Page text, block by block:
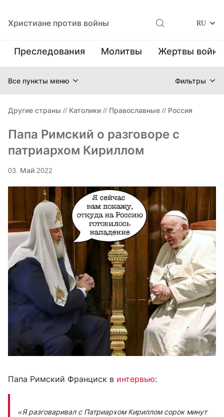
Христиане против войны RU
Преследования Молитвы Жертвы
Все пункты меню Фильтры
Другие страны // Католики // Православные // Россия
Папа Римский о разговоре с
патриархом Кириллом
03. Май 2022
Папа Римский Франциск в интервью:
«Я разговаривал с Патриархом Кириллом сорок минут